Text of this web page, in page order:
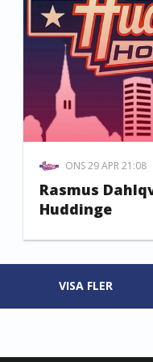
ONS 29 APR 21:08
Rasmus
Huddinge
VISA FLER